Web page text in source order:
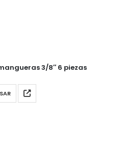
3/8″ 6 piezas